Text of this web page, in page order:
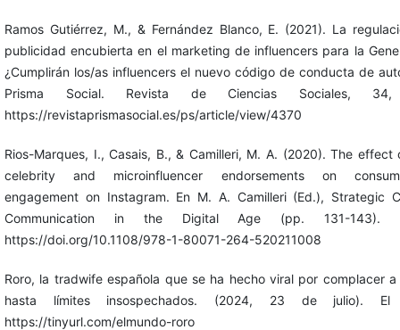
Ramos Gutiérrez, M., & Fernández Blanco, E. (2021). La
publicidad encubierta en el marketing de influencers para la
¿Cumplirán los/as influencers el nuevo código de conducta de
Prisma Social. Revista de Ciencias Sociales, 34,
https://revistaprismasocial.es/ps/article/view/4370
Rios-Marques, I., Casais, B., & Camilleri, M. A. (2020). The effect
celebrity and microinfluencer endorsements on
engagement on Instagram. En M. A. Camilleri (Ed.), Strategic
Communication in the Digital Age (pp. 131-143).
https://doi.org/10.1108/978-1-80071-264-520211008
Roro, la tradwife española que se ha hecho viral por complacer
hasta límites insospechados. (2024, 23 de julio). El
https://tinyurl.com/elmundo-roro